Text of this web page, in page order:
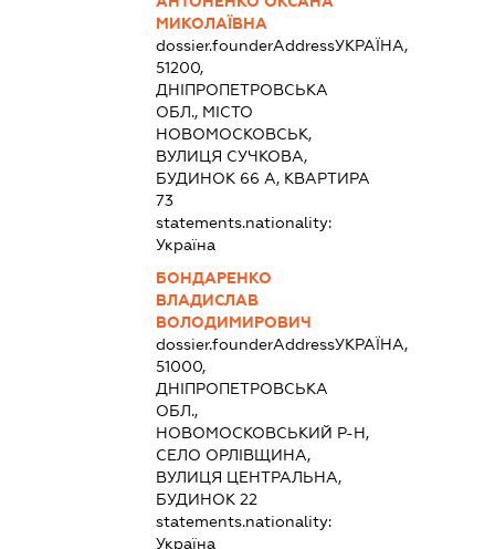
МИКОЛАЇВНА
dossier.founderAddressУКРАЇНА,
51200,
ДНІПРОПЕТРОВСЬКА
ОБЛ., МІСТО
НОВОМОСКОВСЬК,
ВУЛИЦЯ СУЧКОВА,
БУДИНОК 66 А, КВАРТИРА
73
statements.nationality:
Україна
БОНДАРЕНКО
ВЛАДИСЛАВ
ВОЛОДИМИРОВИЧ
dossier.founderAddressУКРАЇНА,
51000,
ДНІПРОПЕТРОВСЬКА
ОБЛ.,
НОВОМОСКОВСЬКИЙ Р-Н,
СЕЛО ОРЛІВЩИНА,
ВУЛИЦЯ ЦЕНТРАЛЬНА,
БУДИНОК 22
statements.nationality:
Україна